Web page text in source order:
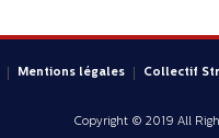
Mentions légales Collectif
Copyright © 2019 All